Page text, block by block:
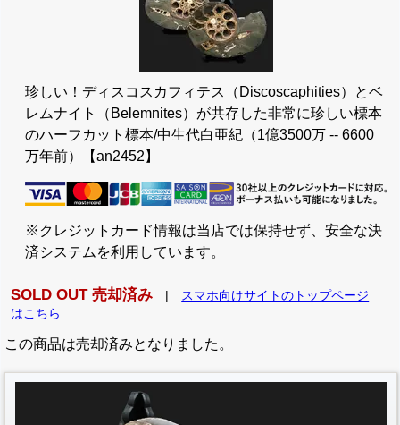
珍しい！ディスコスカフィテス（Discoscaphities）とベ
レムナイト（Belemnites）が共存した非常に珍しい標本
のハーフカット標本/中生代白亜紀（1億3500万 -- 6600
万年前）【an2452】
※クレジットカード情報は当店では保持せず、安全な決
済システムを利用しています。
SOLD OUT 売却済み
スマホ向けサイトのトップページ
はこちら
この商品は売却済みとなりました。